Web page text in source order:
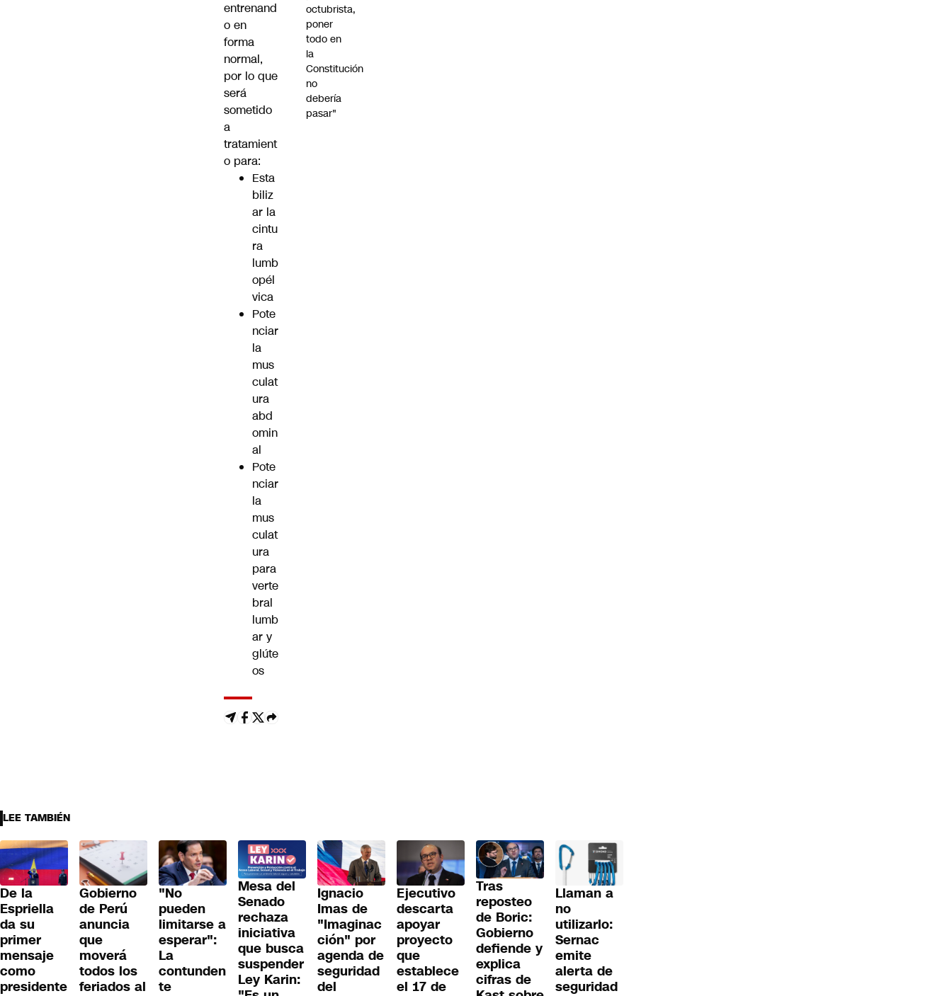
entrenand
o en
forma
normal,
por lo que
será
sometido
a
tratamient
o para:
Esta
biliz
ar la
cintu
ra
lumb
opél
vica
Pote
nciar
la
mus
culat
ura
abd
omin
al
Pote
nciar
la
mus
culat
ura
para
verte
bral
lumb
ar y
glúte
os
octubrista,
poner
todo en
la
Constitución
no
debería
pasar"
LEE TAMBIÉN
De la
Espriella
da su
primer
mensaje
como
presidente
Gobierno
de Perú
anuncia
que
moverá
todos los
feriados al
"No
pueden
limitarse a
esperar":
La
contunden
te
Mesa del
Senado
rechaza
iniciativa
que busca
suspender
Ley Karin:
Ignacio
Imas de
"Imaginac
ción" por
agenda de
seguridad
del
Ejecutivo
descarta
apoyar
proyecto
que
establece
el 17 de
Tras
reposteo
de Boric:
Gobierno
defiende y
explica
cifras de
Llaman a
no
utilizarlo:
Sernac
emite
alerta de
seguridad